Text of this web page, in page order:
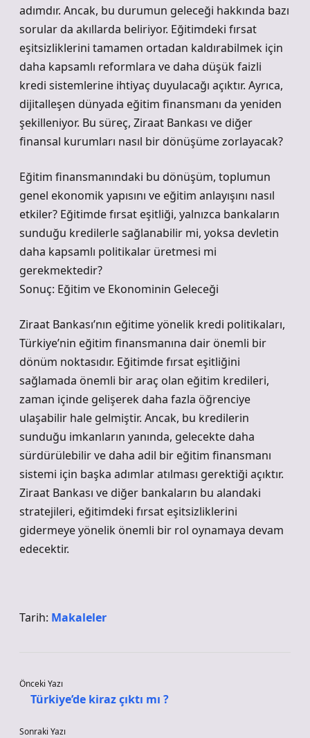
adımdır. Ancak, bu durumun geleceği hakkında bazı
sorular da akıllarda beliriyor. Eğitimdeki fırsat
eşitsizliklerini tamamen ortadan kaldırabilmek için
daha kapsamlı reformlara ve daha düşük faizli
kredi sistemlerine ihtiyaç duyulacağı açıktır. Ayrıca,
dijitalleşen dünyada eğitim finansmanı da yeniden
şekilleniyor. Bu süreç, Ziraat Bankası ve diğer
finansal kurumları nasıl bir dönüşüme zorlayacak?
Eğitim finansmanındaki bu dönüşüm, toplumun
genel ekonomik yapısını ve eğitim anlayışını nasıl
etkiler? Eğitimde fırsat eşitliği, yalnızca bankaların
sunduğu kredilerle sağlanabilir mi, yoksa devletin
daha kapsamlı politikalar üretmesi mi
gerekmektedir?
Sonuç: Eğitim ve Ekonominin Geleceği
Ziraat Bankası’nın eğitime yönelik kredi politikaları,
Türkiye’nin eğitim finansmanına dair önemli bir
dönüm noktasıdır. Eğitimde fırsat eşitliğini
sağlamada önemli bir araç olan eğitim kredileri,
zaman içinde gelişerek daha fazla öğrenciye
ulaşabilir hale gelmiştir. Ancak, bu kredilerin
sunduğu imkanların yanında, gelecekte daha
sürdürülebilir ve daha adil bir eğitim finansmanı
sistemi için başka adımlar atılması gerektiği açıktır.
Ziraat Bankası ve diğer bankaların bu alandaki
stratejileri, eğitimdeki fırsat eşitsizliklerini
gidermeye yönelik önemli bir rol oynamaya devam
edecektir.
Tarih: Makaleler
Önceki Yazı
Türkiye’de kiraz çıktı mı ?
Sonraki Yazı